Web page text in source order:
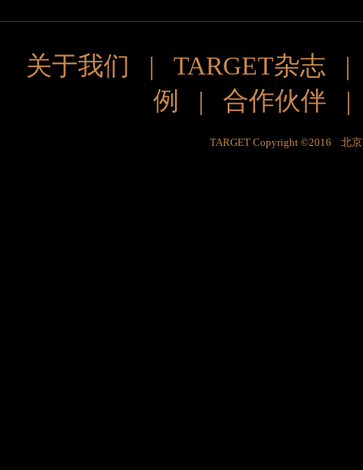
关于我们 | TARGET杂志
例
| 合作伙伴
TARGET Copyright ©2016 北